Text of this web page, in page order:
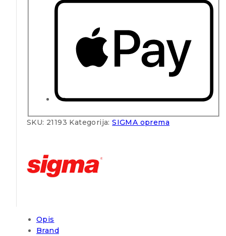
SKU: 21193 Kategorija:SIGMA oprema
Opis
Brand